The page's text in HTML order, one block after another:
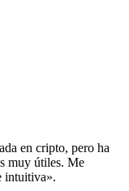
en cripto, pero ha
muy útiles. Me
intuitiva».